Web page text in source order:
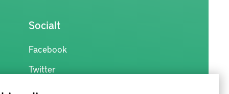
Socialt
Facebook
Twitter